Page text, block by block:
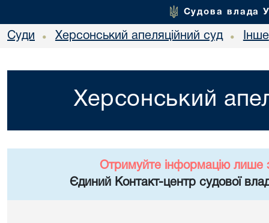
Судова влада
Суди • Херсонський апеляційний суд • Інше
Херсонський
Отримуйте інформацію лише
Єдиний Контакт-центр судової